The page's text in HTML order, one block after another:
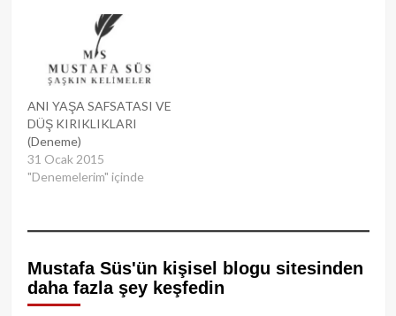
ANI YAŞA SAFSATASI VE
DÜŞ KIRIKLIKLARI
(Deneme)
31 Ocak 2015
"Denemelerim" içinde
Mustafa Süs'ün kişisel blogu sitesinden
daha fazla şey keşfedin